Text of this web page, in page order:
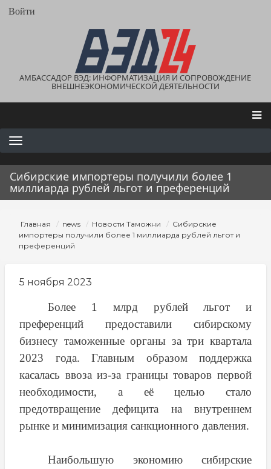
Перейти
User
Войти
АМБАССАДОР ВЭД: ИНФОРМАТИЗАЦИЯ И СОПРОВОЖДЕНИЕ
ВНЕШНЕЭКОНОМИЧЕСКОЙ ДЕЯТЕЛЬНОСТИ
Main
navigation
Сибирские импортеры получили более 1
миллиарда рублей льгот и преференций
Строка
навигации
Главная news Новости Таможни
Сибирские
импортеры получили более 1 миллиарда рублей льгот и
преференций
5 ноября 2023
Более 1 млрд рублей льгот и
преференций предоставили сибирскому
бизнесу таможенные органы за три квартала
2023 года. Главным образом поддержка
касалась ввоза из-за границы товаров первой
необходимости, а её целью стало
предотвращение дефицита на внутреннем
рынке и минимизация санкционного давления.
Наибольшую экономию сибирские